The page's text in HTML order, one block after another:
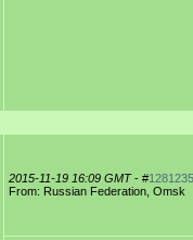
2015-11-19 16:09 GMT- #
From: Russian Federation, Omsk